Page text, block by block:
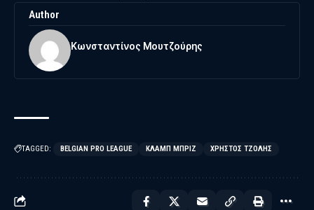
Author
Κωνσταντίνος Μουτζούρης
TAGGED: BELGIAN PRO LEAGUE ΚΛΑΜΠ ΜΠΡΙΖ ΧΡΉΣΤΟΣ ΤΖΌΛΗΣ